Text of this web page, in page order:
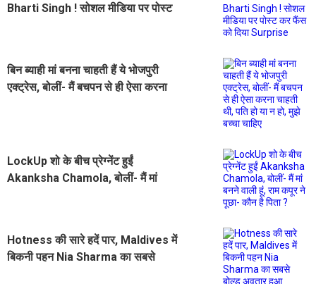
Bharti Singh ! सोशल मीडिया पर पोस्ट
बिन ब्याही मां बनना चाहती हैं ये भोजपुरी
एक्ट्रेस, बोलीं- मैं बचपन से ही ऐसा करना
LockUp शो के बीच प्रेग्नेंट हुईं
Akanksha Chamola, बोलीं- मैं मां
Hotness की सारे हदें पार, Maldives में
बिकनी पहन Nia Sharma का सबसे